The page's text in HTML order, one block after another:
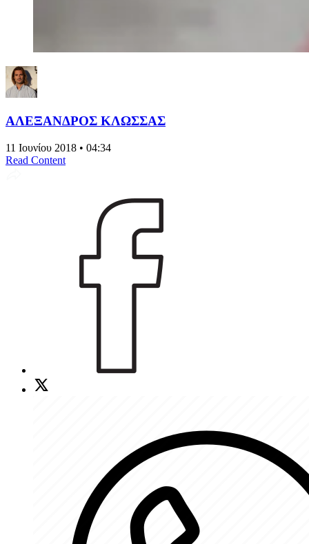
ΑΛΕΞΑΝΔΡΟΣ ΚΛΩΣΣΑΣ
11 Ιουνίου 2018 • 04:34
Read Content